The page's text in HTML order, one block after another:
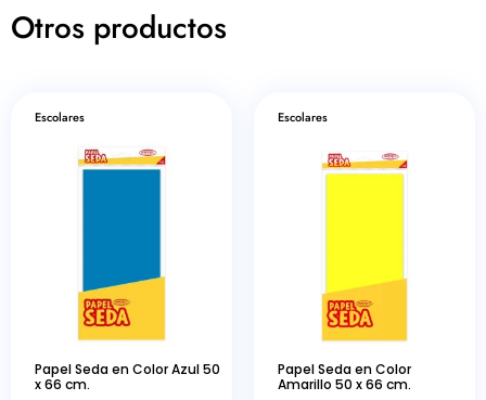
Otros productos
Escolares
Papel Seda en Color Azul 50
x 66 cm.
Escolares
Papel Seda en Color
Amarillo 50 x 66 cm.